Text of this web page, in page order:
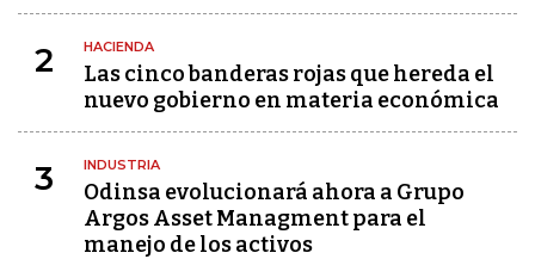
2 HACIENDA
Las cinco banderas rojas que hereda el
nuevo gobierno en materia económica
3 INDUSTRIA
Odinsa evolucionará ahora a Grupo
Argos Asset Managment para el
manejo de los activos